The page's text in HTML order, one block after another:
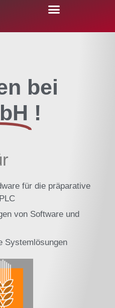
bei
!
für die präparative
von Software und
Systemlösungen